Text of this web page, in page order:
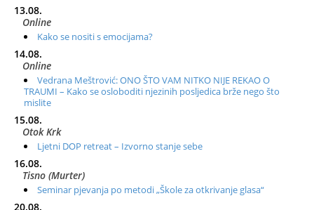
13.08.
Online
Kako se nositi s emocijama?
14.08.
Online
Vedrana Meštrović: ONO ŠTO VAM NITKO NIJE REKAO O
TRAUMI – Kako se osloboditi njezinih posljedica brže nego što
mislite
15.08.
Otok Krk
Ljetni DOP retreat – Izvorno stanje sebe
16.08.
Tisno (Murter)
Seminar pjevanja po metodi „Škole za otkrivanje glasa“
20.08.